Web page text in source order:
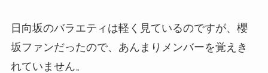
日向坂のバラエティは軽く見ているのですが、櫻
坂ファンだったので、あんまりメンバーを覚えき
れていません。